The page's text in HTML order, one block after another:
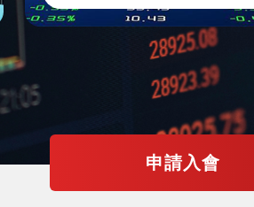
申請入會